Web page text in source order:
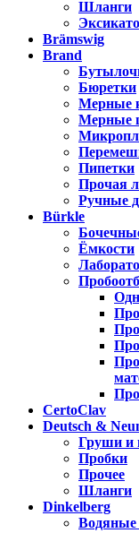
Шланги
Brämswig
Brand
Бюретки
Мерные
Мерные
Пипетки
Прочая
Ручные
Bürkle
Ёмкости
CertoClav
Deutsch &
Груши и
Пробки
Прочее
Шланги
Dinkelberg
Водяные